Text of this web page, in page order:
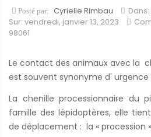
Posté par: Cyrielle Rimbau Dans:
Sur: vendredi, janvier13, 2023
98061
Le contact des animaux avec la
est souvent synonyme d' urgence
La chenille processionnaire du
famille des lépidoptères, elle
de déplacement : la « procession